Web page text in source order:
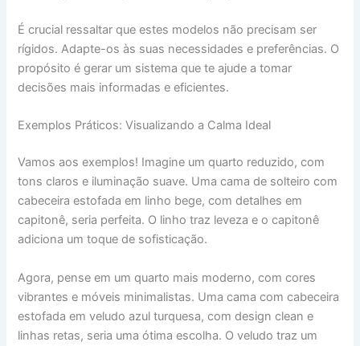
É crucial ressaltar que estes modelos não precisam ser
rígidos. Adapte-os às suas necessidades e preferências. O
propósito é gerar um sistema que te ajude a tomar
decisões mais informadas e eficientes.
Exemplos Práticos: Visualizando a Calma Ideal
Vamos aos exemplos! Imagine um quarto reduzido, com
tons claros e iluminação suave. Uma cama de solteiro com
cabeceira estofada em linho bege, com detalhes em
capitonê, seria perfeita. O linho traz leveza e o capitonê
adiciona um toque de sofisticação.
Agora, pense em um quarto mais moderno, com cores
vibrantes e móveis minimalistas. Uma cama com cabeceira
estofada em veludo azul turquesa, com design clean e
linhas retas, seria uma ótima escolha. O veludo traz um